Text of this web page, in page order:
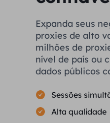
Expanda seus
proxies de alto
milhões de
nível de país ou
dados públicos
Sessões
Alta qualidade